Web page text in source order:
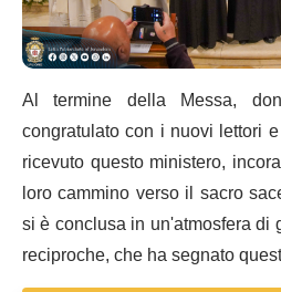
Al termine della Messa,
congratulato con i nuovi lettori
ricevuto questo ministero,
loro cammino verso il sacro
si è conclusa in un'atmosfera
reciproche, che ha segnato